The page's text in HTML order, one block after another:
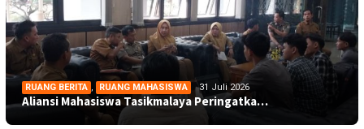
RUANG BERITA , RUANG MAHASISWA 31 Juli 2026
Aliansi Mahasiswa Tasikmalaya Peringatka…